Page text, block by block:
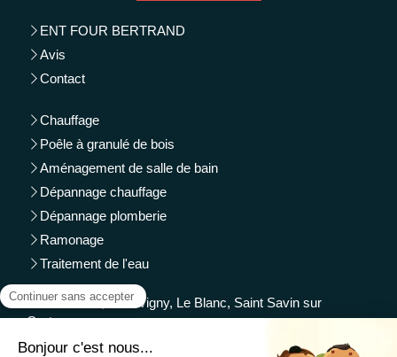
ENT FOUR BERTRAND
Avis
Contact
Chauffage
Poêle à granulé de bois
Aménagement de salle de bain
Dépannage chauffage
Dépannage plomberie
Ramonage
Traitement de l'eau
Montmorillon, Chauvigny, Le Blanc, Saint Savin sur
Gartempe.